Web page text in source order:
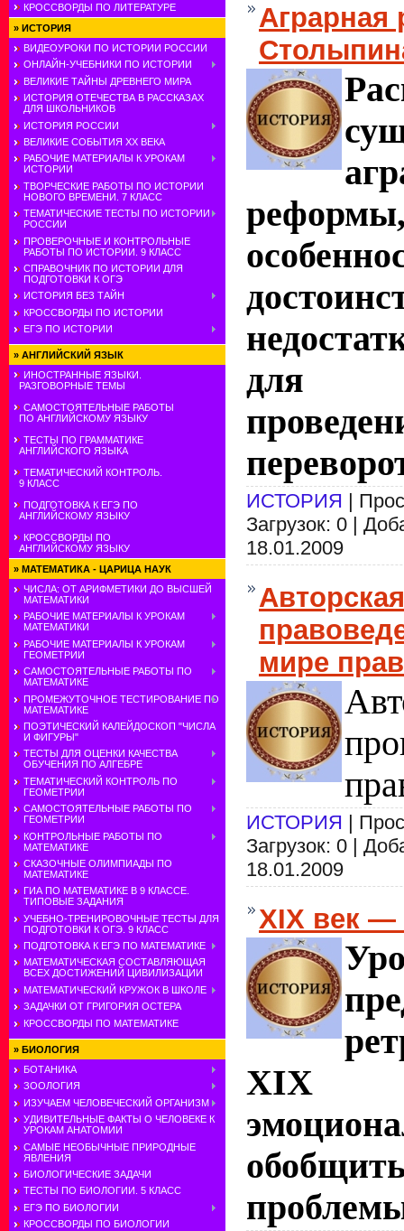
КРОССВОРДЫ ПО ЛИТЕРАТУРЕ
» ИСТОРИЯ
ВИДЕОУРОКИ ПО ИСТОРИИ РОССИИ
ОНЛАЙН-УЧЕБНИКИ ПО ИСТОРИИ
ВЕЛИКИЕ ТАЙНЫ ДРЕВНЕГО МИРА
ИСТОРИЯ ОТЕЧЕСТВА В РАССКАЗАХ
ДЛЯ ШКОЛЬНИКОВ
ИСТОРИЯ РОССИИ
ВЕЛИКИЕ СОБЫТИЯ ХХ ВЕКА
РАБОЧИЕ МАТЕРИАЛЫ К УРОКАМ
ИСТОРИИ
ТВОРЧЕСКИЕ РАБОТЫ ПО ИСТОРИИ
НОВОГО ВРЕМЕНИ. 7 КЛАСС
ТЕМАТИЧЕСКИЕ ТЕСТЫ ПО ИСТОРИИ
РОССИИ
ПРОВЕРОЧНЫЕ И КОНТРОЛЬНЫЕ
РАБОТЫ ПО ИСТОРИИ. 9 КЛАСС
СПРАВОЧНИК ПО ИСТОРИИ ДЛЯ
ПОДГОТОВКИ К ОГЭ
ИСТОРИЯ БЕЗ ТАЙН
КРОССВОРДЫ ПО ИСТОРИИ
ЕГЭ ПО ИСТОРИИ
» АНГЛИЙСКИЙ ЯЗЫК
ИНОСТРАННЫЕ ЯЗЫКИ.
РАЗГОВОРНЫЕ ТЕМЫ
САМОСТОЯТЕЛЬНЫЕ РАБОТЫ
ПО АНГЛИЙСКОМУ ЯЗЫКУ
ТЕСТЫ ПО ГРАММАТИКЕ
АНГЛИЙСКОГО ЯЗЫКА
ТЕМАТИЧЕСКИЙ КОНТРОЛЬ.
9 КЛАСС
ПОДГОТОВКА К ЕГЭ ПО
АНГЛИЙСКОМУ ЯЗЫКУ
КРОССВОРДЫ ПО
АНГЛИЙСКОМУ ЯЗЫКУ
» МАТЕМАТИКА - ЦАРИЦА НАУК
ЧИСЛА: ОТ АРИФМЕТИКИ ДО ВЫСШЕЙ
МАТЕМАТИКИ
РАБОЧИЕ МАТЕРИАЛЫ К УРОКАМ
МАТЕМАТИКИ
РАБОЧИЕ МАТЕРИАЛЫ К УРОКАМ
ГЕОМЕТРИИ
САМОСТОЯТЕЛЬНЫЕ РАБОТЫ ПО
МАТЕМАТИКЕ
ПРОМЕЖУТОЧНОЕ ТЕСТИРОВАНИЕ ПО
МАТЕМАТИКЕ
ПОЭТИЧЕСКИЙ КАЛЕЙДОСКОП "ЧИСЛА
И ФИГУРЫ"
ТЕСТЫ ДЛЯ ОЦЕНКИ КАЧЕСТВА
ОБУЧЕНИЯ ПО АЛГЕБРЕ
ТЕМАТИЧЕСКИЙ КОНТРОЛЬ ПО
ГЕОМЕТРИИ
САМОСТОЯТЕЛЬНЫЕ РАБОТЫ ПО
ГЕОМЕТРИИ
КОНТРОЛЬНЫЕ РАБОТЫ ПО
МАТЕМАТИКЕ
СКАЗОЧНЫЕ ОЛИМПИАДЫ ПО
МАТЕМАТИКЕ
ГИА ПО МАТЕМАТИКЕ В 9 КЛАССЕ.
ТИПОВЫЕ ЗАДАНИЯ
УЧЕБНО-ТРЕНИРОВОЧНЫЕ ТЕСТЫ ДЛЯ
ПОДГОТОВКИ К ОГЭ. 9 КЛАСС
ПОДГОТОВКА К ЕГЭ ПО МАТЕМАТИКЕ
МАТЕМАТИЧЕСКАЯ СОСТАВЛЯЮЩАЯ
ВСЕХ ДОСТИЖЕНИЙ ЦИВИЛИЗАЦИИ
МАТЕМАТИЧЕСКИЙ КРУЖОК В ШКОЛЕ
ЗАДАЧКИ ОТ ГРИГОРИЯ ОСТЕРА
КРОССВОРДЫ ПО МАТЕМАТИКЕ
» БИОЛОГИЯ
БОТАНИКА
ЗООЛОГИЯ
ИЗУЧАЕМ ЧЕЛОВЕЧЕСКИЙ ОРГАНИЗМ
УДИВИТЕЛЬНЫЕ ФАКТЫ О ЧЕЛОВЕКЕ К
УРОКАМ АНАТОМИИ
САМЫЕ НЕОБЫЧНЫЕ ПРИРОДНЫЕ
ЯВЛЕНИЯ
БИОЛОГИЧЕСКИЕ ЗАДАЧИ
ТЕСТЫ ПО БИОЛОГИИ. 5 КЛАСС
ЕГЭ ПО БИОЛОГИИ
КРОССВОРДЫ ПО БИОЛОГИИ
для
ИСТОРИЯ |
Загрузок: 0 |
18.01.2009
мире
ИСТОРИЯ |
Загрузок: 0 |
18.01.2009
XIX век
XIX